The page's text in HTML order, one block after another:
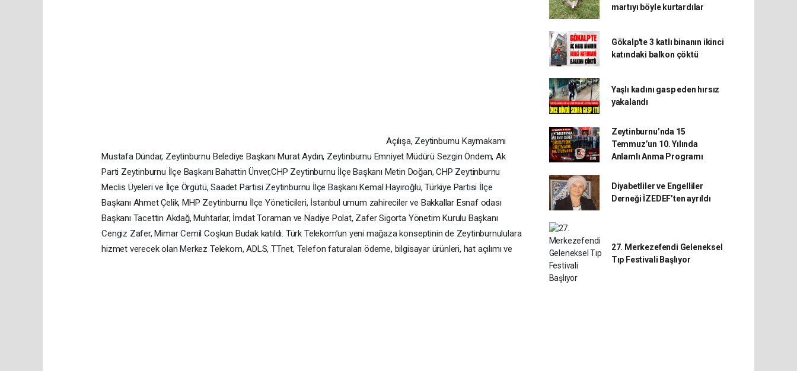
Açılışa, Zeytinburnu Kaymakamı
Mustafa Dündar, Zeytinburnu Belediye Başkanı Murat Aydın, Zeytinburnu Emniyet Müdürü Sezgin Öndem, Ak
Parti Zeytinburnu İlçe Başkanı Bahattin Ünver,CHP Zeytinburnu İlçe Başkanı Metin Doğan, CHP Zeytinburnu
Meclis Üyeleri ve İlçe Örgütü, Saadet Partisi Zeytinburnu İlçe Başkanı Kemal Hayıroğlu, Türkiye Partisi İlçe
Başkanı Ahmet Çelik, MHP Zeytinburnu İlçe Yöneticileri, İstanbul umum zahireciler ve Bakkallar Esnaf odası
Başkanı Tacettin Akdağ, Muhtarlar, İmdat Toraman ve Nadiye Polat, Zafer Sigorta Yönetim Kurulu Başkanı
Cengiz Zafer, Mimar Cemil Coşkun Budak katıldı. Türk Telekom’un yeni mağaza konseptinin de Zeytinburnululara
hizmet verecek olan Merkez Telekom, ADLS, TTnet, Telefon faturaları ödeme, bilgisayar ürünleri, hat açılımı ve
martıyı böyle kurtardılar
Gökalp'te 3 katlı binanın ikinci
katındaki balkon çöktü
Yaşlı kadını gasp eden hırsız
yakalandı
Zeytinburnu’nda 15
Temmuz’un 10. Yılında
Anlamlı Anma Programı
Diyabetliler ve Engelliler
Derneği İZEDEF’ten ayrıldı
27. Merkezefendi Geleneksel
Tıp Festivali Başlıyor